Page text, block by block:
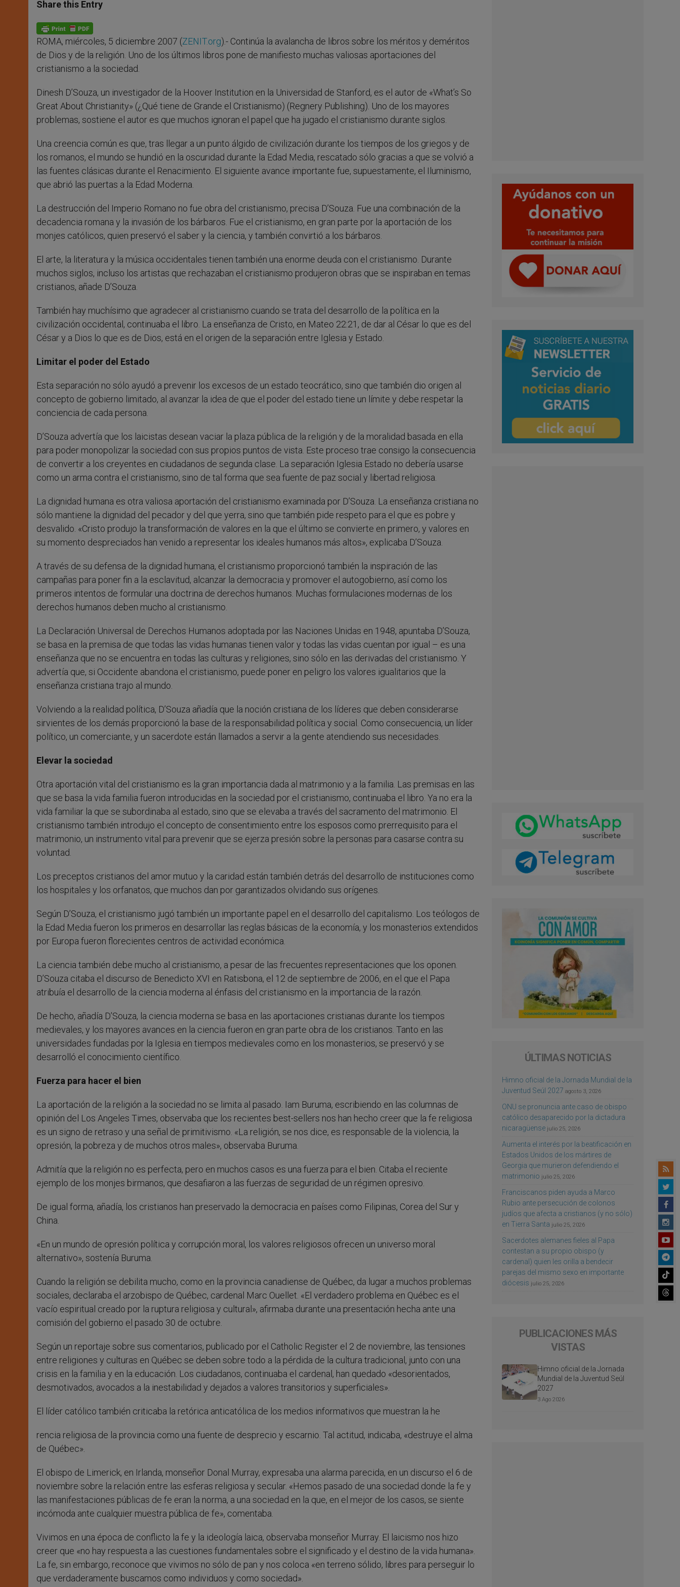
s
p
p
e
g
e
r
b
o
k
Share this Entry
ROMA, miércoles, 5 diciembre 2007 (ZENIT.org).- Continúa la avalancha de libros sobre los méritos y deméritos
de Dios y de la religión. Uno de los últimos libros pone de manifiesto muchas valiosas aportaciones del
cristianismo a la sociedad.
Dinesh D’Souza, un investigador de la Hoover Institution en la Universidad de Stanford, es el autor de «What’s So
Great About Christianity» (¿Qué tiene de Grande el Cristianismo) (Regnery Publishing). Uno de los mayores
problemas, sostiene el autor es que muchos ignoran el papel que ha jugado el cristianismo durante siglos.
Una creencia común es que, tras llegar a un punto álgido de civilización durante los tiempos de los griegos y de
los romanos, el mundo se hundió en la oscuridad durante la Edad Media, rescatado sólo gracias a que se volvió a
las fuentes clásicas durante el Renacimiento. El siguiente avance importante fue, supuestamente, el Iluminismo,
que abrió las puertas a la Edad Moderna.
La destrucción del Imperio Romano no fue obra del cristianismo, precisa D’Souza. Fue una combinación de la
decadencia romana y la invasión de los bárbaros. Fue el cristianismo, en gran parte por la aportación de los
monjes católicos, quien preservó el saber y la ciencia, y también convirtió a los bárbaros.
El arte, la literatura y la música occidentales tienen también una enorme deuda con el cristianismo. Durante
muchos siglos, incluso los artistas que rechazaban el cristianismo produjeron obras que se inspiraban en temas
cristianos, añade D’Souza.
También hay muchísimo que agradecer al cristianismo cuando se trata del desarrollo de la política en la
civilización occidental, continuaba el libro. La enseñanza de Cristo, en Mateo 22:21, de dar al César lo que es del
César y a Dios lo que es de Dios, está en el origen de la separación entre Iglesia y Estado.
Limitar el poder del Estado
Esta separación no sólo ayudó a prevenir los excesos de un estado teocrático, sino que también dio origen al
concepto de gobierno limitado, al avanzar la idea de que el poder del estado tiene un límite y debe respetar la
conciencia de cada persona.
D’Souza advertía que los laicistas desean vaciar la plaza pública de la religión y de la moralidad basada en ella
para poder monopolizar la sociedad con sus propios puntos de vista. Este proceso trae consigo la consecuencia
de convertir a los creyentes en ciudadanos de segunda clase. La separación Iglesia Estado no debería usarse
como un arma contra el cristianismo, sino de tal forma que sea fuente de paz social y libertad religiosa.
La dignidad humana es otra valiosa aportación del cristianismo examinada por D’Souza. La enseñanza cristiana no
sólo mantiene la dignidad del pecador y del que yerra, sino que también pide respeto para el que es pobre y
desvalido. «Cristo produjo la transformación de valores en la que el último se convierte en primero, y valores en
su momento despreciados han venido a representar los ideales humanos más altos», explicaba D’Souza.
A través de su defensa de la dignidad humana, el cristianismo proporcionó también la inspiración de las
campañas para poner fin a la esclavitud, alcanzar la democracia y promover el autogobierno, así como los
primeros intentos de formular una doctrina de derechos humanos. Muchas formulaciones modernas de los
derechos humanos deben mucho al cristianismo.
La Declaración Universal de Derechos Humanos adoptada por las Naciones Unidas en 1948, apuntaba D’Souza,
se basa en la premisa de que todas las vidas humanas tienen valor y todas las vidas cuentan por igual – es una
enseñanza que no se encuentra en todas las culturas y religiones, sino sólo en las derivadas del cristianismo. Y
advertía que, si Occidente abandona el cristianismo, puede poner en peligro los valores igualitarios que la
enseñanza cristiana trajo al mundo.
Volviendo a la realidad política, D’Souza añadía que la noción cristiana de los líderes que deben considerarse
sirvientes de los demás proporcionó la base de la responsabilidad política y social. Como consecuencia, un líder
político, un comerciante, y un sacerdote están llamados a servir a la gente atendiendo sus necesidades.
Elevar la sociedad
Otra aportación vital del cristianismo es la gran importancia dada al matrimonio y a la familia. Las premisas en las
que se basa la vida familia fueron introducidas en la sociedad por el cristianismo, continuaba el libro. Ya no era la
vida familiar la que se subordinaba al estado, sino que se elevaba a través del sacramento del matrimonio. El
cristianismo también introdujo el concepto de consentimiento entre los esposos como prerrequisito para el
matrimonio, un instrumento vital para prevenir que se ejerza presión sobre la personas para casarse contra su
voluntad.
Los preceptos cristianos del amor mutuo y la caridad están también detrás del desarrollo de instituciones como
los hospitales y los orfanatos, que muchos dan por garantizados olvidando sus orígenes.
Según D’Souza, el cristianismo jugó también un importante papel en el desarrollo del capitalismo. Los teólogos de
la Edad Media fueron los primeros en desarrollar las reglas básicas de la economía, y los monasterios extendidos
por Europa fueron florecientes centros de actividad económica.
La ciencia también debe mucho al cristianismo, a pesar de las frecuentes representaciones que los oponen.
D’Souza citaba el discurso de Benedicto XVI en Ratisbona, el 12 de septiembre de 2006, en el que el Papa
atribuía el desarrollo de la ciencia moderna al énfasis del cristianismo en la importancia de la razón.
De hecho, añadía D’Souza, la ciencia moderna se basa en las aportaciones cristianas durante los tiempos
medievales, y los mayores avances en la ciencia fueron en gran parte obra de los cristianos. Tanto en las
universidades fundadas por la Iglesia en tiempos medievales como en los monasterios, se preservó y se
desarrolló el conocimiento científico.
Fuerza para hacer el bien
La aportación de la religión a la sociedad no se limita al pasado. Iam Buruma, escribiendo en las columnas de
opinión del Los Angeles Times, observaba que los recientes best-sellers nos han hecho creer que la fe religiosa
es un signo de retraso y una señal de primitivismo. «La religión, se nos dice, es responsable de la violencia, la
opresión, la pobreza y de muchos otros males», observaba Buruma.
Admitía que la religión no es perfecta, pero en muchos casos es una fuerza para el bien. Citaba el reciente
ejemplo de los monjes birmanos, que desafiaron a las fuerzas de seguridad de un régimen opresivo.
De igual forma, añadía, los cristianos han preservado la democracia en países como Filipinas, Corea del Sur y
China.
«En un mundo de opresión política y corrupción moral, los valores religiosos ofrecen un universo moral
alternativo», sostenía Buruma.
Cuando la religión se debilita mucho, como en la provincia canadiense de Québec, da lugar a muchos problemas
sociales, declaraba el arzobispo de Québec, cardenal Marc Ouellet. «El verdadero problema en Québec es el
vacío espiritual creado por la ruptura religiosa y cultural», afirmaba durante una presentación hecha ante una
comisión del gobierno el pasado 30 de octubre.
Según un reportaje sobre sus comentarios, publicado por el Catholic Register el 2 de noviembre, las tensiones
entre religiones y culturas en Québec se deben sobre todo a la pérdida de la cultura tradicional, junto con una
crisis en la familia y en la educación. Los ciudadanos, continuaba el cardenal, han quedado «desorientados,
desmotivados, avocados a la inestabilidad y dejados a valores transitorios y superficiales».
El líder católico también criticaba la retórica anticatólica de los medios informativos que muestran la he
rencia religiosa de la provincia como una fuente de desprecio y escarnio. Tal actitud, indicaba, «destruye el alma
de Québec».
El obispo de Limerick, en Irlanda, monseñor Donal Murray, expresaba una alarma parecida, en un discurso el 6 de
noviembre sobre la relación entre las esferas religiosa y secular. «Hemos pasado de una sociedad donde la fe y
las manifestaciones públicas de fe eran la norma, a una sociedad en la que, en el mejor de los casos, se siente
incómoda ante cualquier muestra pública de fe», comentaba.
Vivimos en una época de conflicto la fe y la ideología laica, observaba monseñor Murray. El laicismo nos hizo
creer que «no hay respuesta a las cuestiones fundamentales sobre el significado y el destino de la vida humana».
La fe, sin embargo, reconoce que vivimos no sólo de pan y nos coloca «en terreno sólido, libres para perseguir lo
que verdaderamente buscamos como individuos y como sociedad».
ÚLTIMAS NOTICIAS
Himno oficial de la Jornada Mundial de la
Juventud Seúl 2027 agosto 3, 2026
ONU se pronuncia ante caso de obispo
católico desaparecido por la dictadura
nicaragüense julio 25, 2026
Aumenta el interés por la beatificación en
Estados Unidos de los mártires de
Georgia que murieron defendiendo el
matrimonio julio 25, 2026
Franciscanos piden ayuda a Marco
Rubio ante persecución de colonos
judíos que afecta a cristianos (y no sólo)
en Tierra Santa julio 25, 2026
Sacerdotes alemanes fieles al Papa
contestan a su propio obispo (y
cardenal) quien les orilla a bendecir
parejas del mismo sexo en importante
diócesis julio 25, 2026
PUBLICACIONES MÁS
VISTAS
Himno oficial de la Jornada
Mundial de la Juventud Seúl
2027
3 Ago 2026